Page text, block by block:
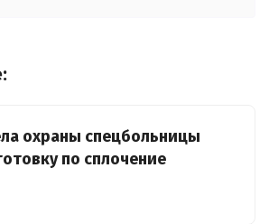
охраны спецбольницы
по сплочение